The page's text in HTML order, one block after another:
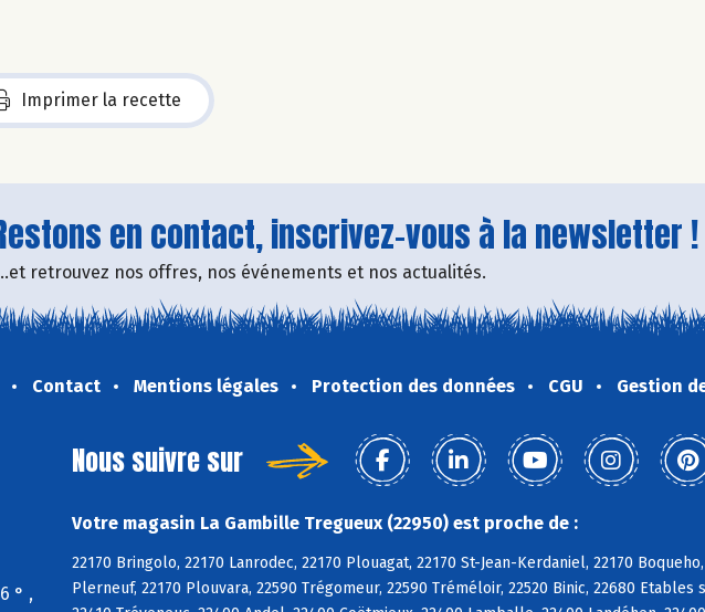
Imprimer la recette
en contact, inscrivez-vous à la newsletter !
retrouvez nos offres, nos événements et nos actualités.
Contact Mentions légales Protection des données CGU Gestion
° ,
Nous suivre sur
Votre magasin La Gambille Tregueux (22950) est proche de :
22170 Bringolo, 22170 Lanrodec, 22170 Plouagat, 22170 St-Jean-Kerdaniel, 22170
Plerneuf, 22170 Plouvara, 22590 Trégomeur, 22590 Tréméloir, 22520 Binic, 22680